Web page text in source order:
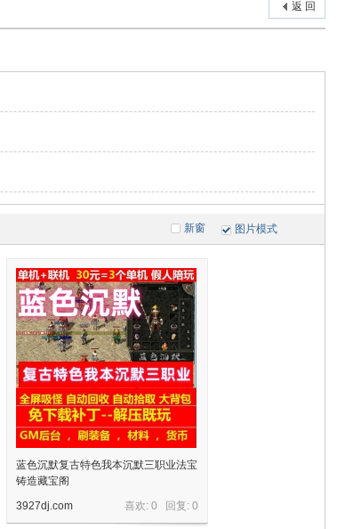
返 回
新窗 图片模式
蓝色沉默复古特色我本沉默三职业法宝
铸造藏宝阁
喜欢: 0 回复:0
3927dj.com